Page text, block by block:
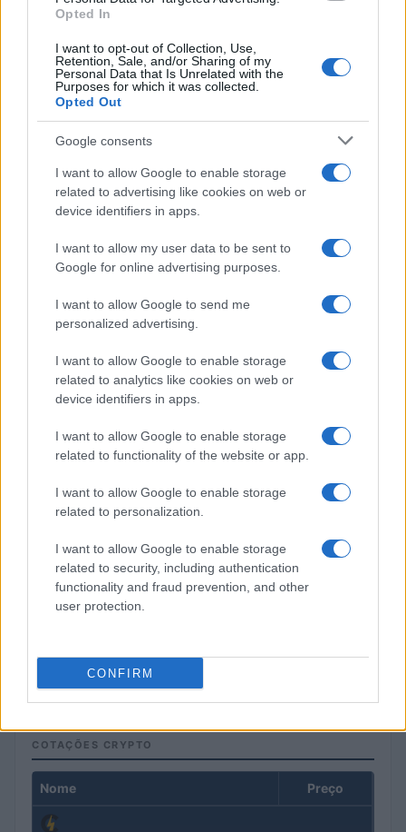
Opted In
I want to opt-out of Collection, Use,
Retention, Sale, and/or Sharing of my
Personal Data that Is Unrelated with the
Purposes for which it was collected.
Opted Out
Google consents
I want to allow Google to enable storage
related to advertising like cookies on web or
device identifiers in apps.
I want to allow my user data to be sent to
Google for online advertising purposes.
I want to allow Google to send me
personalized advertising.
I want to allow Google to enable storage
related to analytics like cookies on web or
device identifiers in apps.
I want to allow Google to enable storage
related to functionality of the website or app.
I want to allow Google to enable storage
related to personalization.
I want to allow Google to enable storage
related to security, including authentication
functionality and fraud prevention, and other
user protection.
CONFIRM
Rafael Oliveira · 5 ago 2026
FINANÇA
O Papel da IA no Day Trade Moderno: Dicas para Traders da
Família Euro
FINANÇA
Bruno Costa · 5 ago 2026
COTAÇÕES CRYPTO
Nome Preço